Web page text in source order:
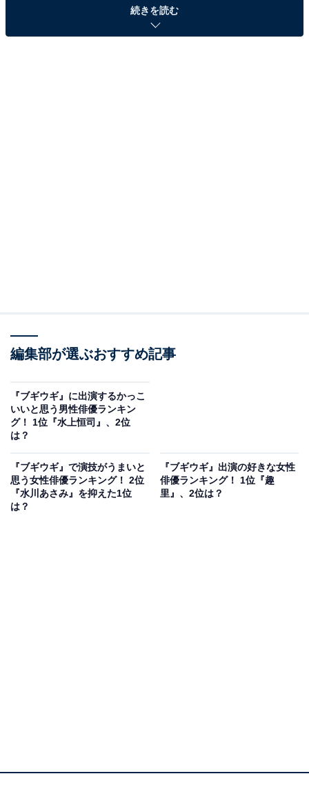
2位には、「柳葉敏郎」さんがランクインしました。
風靡セピア」のメンバーとして大活躍。その後は俳優と
して人気を高め、『踊る大捜査線シリーズ』（フジテレ
ビ系）で演じた室井慎次役が有名です。
これまでさまざまな役を演じてきた柳葉さんは、『ブギ
ウギ』ではヒロインの父親である花田梅吉を担当。梅吉
続きを読む
編集部が選ぶおすすめ記事
『ブギウギ』に出演するかっこ
いいと思う男性俳優ランキン
グ！ 1位『水上恒司』、2位
は？
『ブギウギ』で演技がうまいと
思う女性俳優ランキング！ 2位
『水川あさみ』を抑えた1位
は？
『ブギウギ』出演の好きな女性
俳優ランキング！ 1位『趣
里』、2位は？